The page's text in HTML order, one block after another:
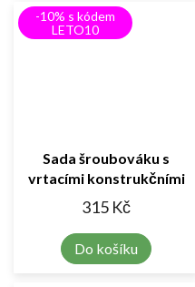
-10% s kódem
LETO10
Sada šroubováku s
vrtacími konstrukčními
bloky 237ks
315 Kč
Do košíku